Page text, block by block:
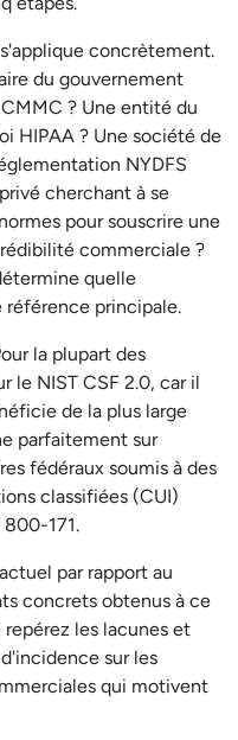
concrètement.
du gouvernement
? Une entité du
HIPAA ? Une société de
NYDFS
cherchant à se
pour souscrire une
commerciale ?
quelle
référence principale.
la plupart des
le NIST CSF 2.0, car il
de la plus large
parfaitement sur
fédéraux soumis à des
classifiées (CUI)
800-171.
par rapport au
concrets obtenus à ce
les lacunes et
sur les
qui motivent